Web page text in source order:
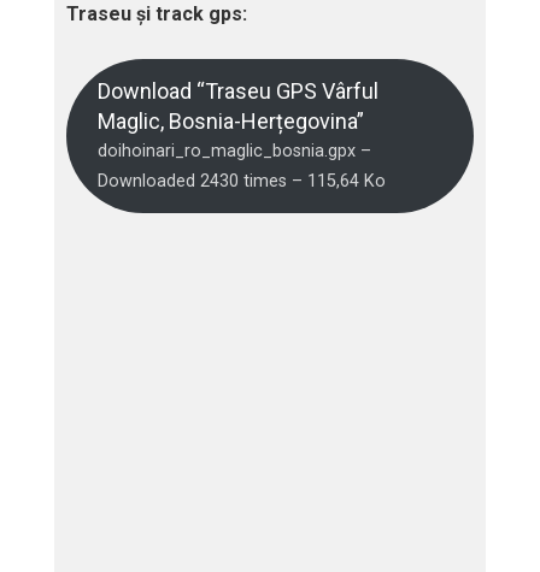
Traseu și track gps:
Download “Traseu GPS Vârful
Maglic, Bosnia-Herțegovina”
doihoinari_ro_maglic_bosnia.gpx –
Downloaded 2430 times – 115,64 Ko